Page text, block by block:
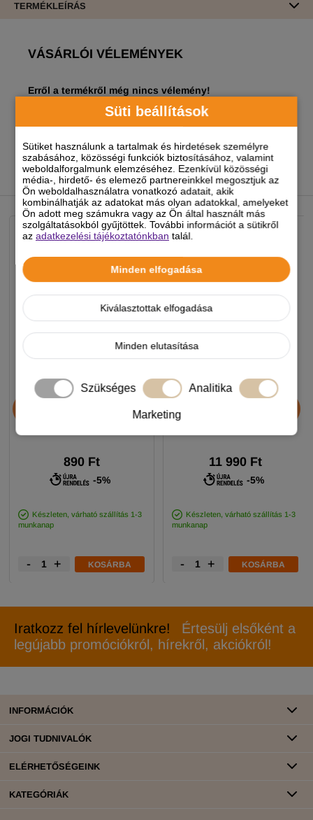
Süti beállítások
Sütiket használunk a tartalmak és hirdetések személyre
szabásához, közösségi funkciók biztosításához, valamint
weboldalforgalmunk elemzéséhez. Ezenkívül közösségi
média-, hirdető- és elemező partnereinkkel megosztjuk az
Ön weboldalhasználatra vonatkozó adatait, akik
kombinálhatják az adatokat más olyan adatokkal, amelyeket
Ön adott meg számukra vagy az Ön által használt más
szolgáltatásokból gyűjtöttek. További információt a sütikről
azadatkezelési tájékoztatónkban talál.
Minden elfogadása
Kiválasztottak elfogadása
Minden elutasítása
Szükséges Analitika
Marketing
TERMÉKLEÍRÁS
VÁSÁRLÓI VÉLEMÉNYEK
Erről a termékről még nincs vélemény!
A termékhez akkor tudsz véleményt írni, ha
NEKED AJÁNLJUK
Chicopee HNL Protein Bar
890 Ft
-5%
Készleten, várható szállítás 1-3
munkanap
- + KOSÁRBA
JosiDog Economy
11 990 Ft
-5%
Készleten, várható szállítás 1-3
munkanap
- + KOSÁRBA
Iratkozz fel hírlevelünkre!
Értesülj elsőként a
legújabb promóciókról, hírekről, akciókról!
INFORMÁCIÓK
JOGI TUDNIVALÓK
ELÉRHETŐSÉGEINK
KATEGÓRIÁK